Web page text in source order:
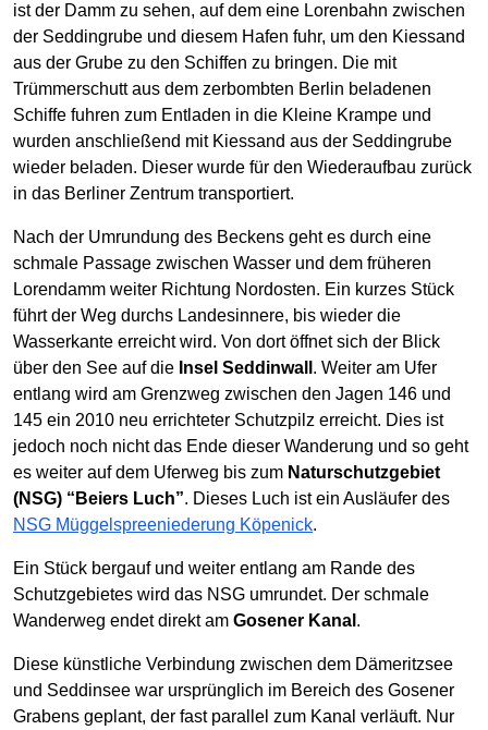
ist der Damm zu sehen, auf dem eine Lorenbahn zwischen
der Seddingrube und diesem Hafen fuhr, um den Kiessand
aus der Grube zu den Schiffen zu bringen. Die mit
Trümmerschutt aus dem zerbombten Berlin beladenen
Schiffe fuhren zum Entladen in die Kleine Krampe und
wurden anschließend mit Kiessand aus der Seddingrube
wieder beladen. Dieser wurde für den Wiederaufbau zurück
in das Berliner Zentrum transportiert.
Nach der Umrundung des Beckens geht es durch eine
schmale Passage zwischen Wasser und dem früheren
Lorendamm weiter Richtung Nordosten. Ein kurzes Stück
führt der Weg durchs Landesinnere, bis wieder die
Wasserkante erreicht wird. Von dort öffnet sich der Blick
über den See auf die Insel Seddinwall . Weiter am Ufer
entlang wird am Grenzweg zwischen den Jagen 146 und
145 ein 2010 neu errichteter Schutzpilz erreicht. Dies ist
jedoch noch nicht das Ende dieser Wanderung und so geht
es weiter auf dem Uferweg bis zum Naturschutzgebiet
(NSG) “Beiers Luch”. Dieses Luch ist ein Ausläufer des
NSG Müggelspreeniederung Köpenick.
Ein Stück bergauf und weiter entlang am Rande des
Schutzgebietes wird das NSG umrundet. Der schmale
Wanderweg endet direkt am Gosener Kanal .
Diese künstliche Verbindung zwischen dem Dämeritzsee
und Seddinsee war ursprünglich im Bereich des Gosener
Grabens geplant, der fast parallel zum Kanal verläuft. Nur